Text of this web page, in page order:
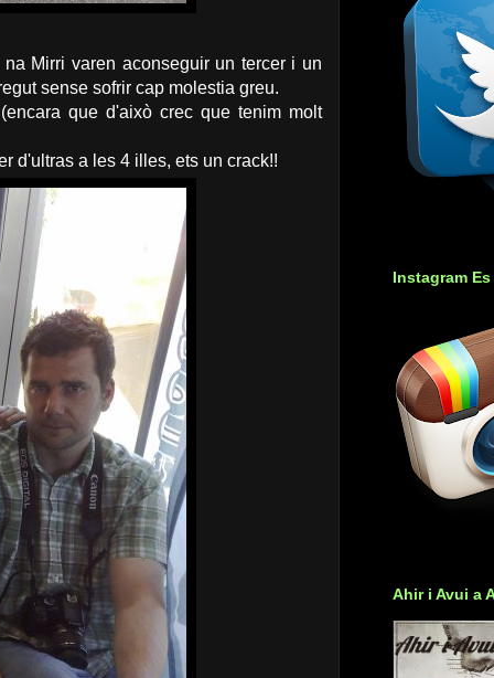
Mirri varen aconseguir un tercer i un
sense sofrir cap molestia greu.
que d'això crec que tenim molt
d'ultras a les 4 illes, ets un crack!!
Instagram
Ahir i Avui a